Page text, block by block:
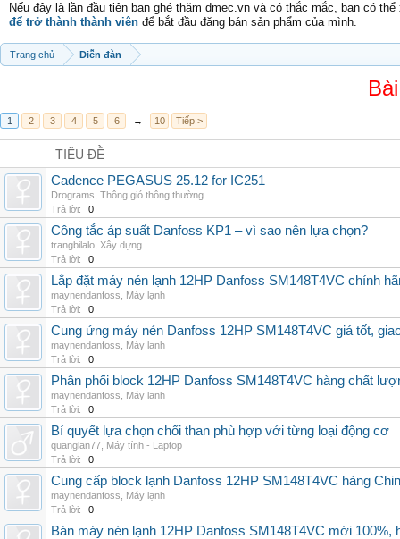
Nếu đây là lần đầu tiên bạn ghé thăm dmec.vn và có thắc mắc, bạn có
để trở thành thành viên để bắt đầu đăng bán sản phẩm của mình.
Trang chủ Diễn đàn
1 2 3 4 5 6 → 10 Tiếp >
TIÊU ĐỀ
Cadence PEGASUS 25.12 for IC251
Drograms Thông gió thông thường
Trả lời:
0
Công tắc áp suất Danfoss KP1 – vì sao nên lựa chọn?
trangbilalo Xây dựng
Trả lời:
0
Lắp đặt máy nén lạnh 12HP Danfoss SM148T4VC chính
maynendanfoss
Máy lạnh
Trả lời:
0
Cung ứng máy nén Danfoss 12HP SM148T4VC giá tốt,
maynendanfoss
Máy lạnh
Trả lời:
0
Phân phối block 12HP Danfoss SM148T4VC hàng chất
maynendanfoss
Máy lạnh
Trả lời:
0
Bí quyết lựa chọn chổi than phù hợp với từng loại động cơ
quanglan77 Máy tính - Laptop
Trả lời:
0
Cung cấp block lạnh Danfoss 12HP SM148T4VC hàng
maynendanfoss
Máy lạnh
Trả lời:
0
Bán máy nén lạnh 12HP Danfoss SM148T4VC mới